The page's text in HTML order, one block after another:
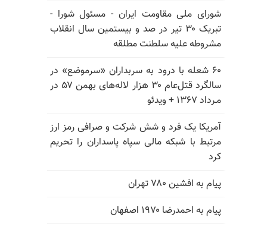
شورای ملی مقاومت ایران - مسئول شورا -
تبریک ۳۰ تیر در صد و بیستمین سال انقلاب
مشروطه علیه سلطنت مطلقه
۶۰ شعله با درود به سربداران «سرموضع» در
سالگرد قتل‌عام ۳۰ هزار لاله‌های بهمن ۵۷ در
مـرداد ۱۳۶۷ + ویدئو
آمریکا یک فرد و شش شرکت و صرافی رمز ارز
مرتبط با شبکه مالی سپاه پاسداران را تحریم
کرد
پیام به افشین ۷۸۰ تهران
پیام به احمدرضا ۱۹۷۰ اصفهان